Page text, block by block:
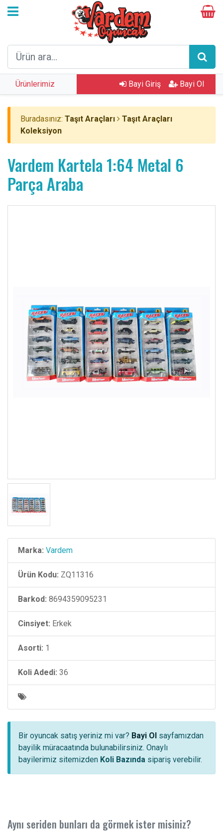
Ürünlerimiz Bayi Giriş Bayi Ol
Buradasınız: Taşıt Araçları
Taşıt Araçları
Koleksiyon
Vardem Kartela 1:64 Metal 6
Parça Araba
Marka: Vardem
Ürün Kodu: ZQ11316
Barkod: 8694359095231
Cinsiyet: Erkek
Asorti: 1
Koli Adedi: 36
Bir oyuncak satış yeriniz mi var? Bayi Ol sayfamızdan
bayilik müracaatında bulunabilirsiniz. Onaylı
bayilerimiz sitemizden Koli Bazında sipariş verebilir.
Aynı seriden bunları da görmek ister misiniz?